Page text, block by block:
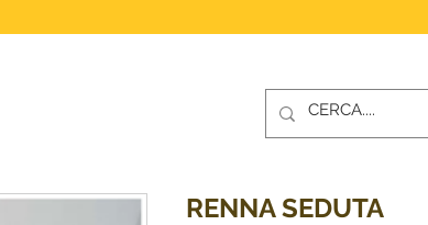
RENNA SEDUTA